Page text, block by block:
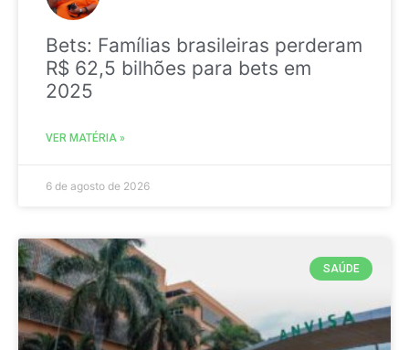
Bets: Famílias brasileiras perderam
R$ 62,5 bilhões para bets em
2025
VER MATÉRIA »
6 de agosto de 2026
SAÚDE